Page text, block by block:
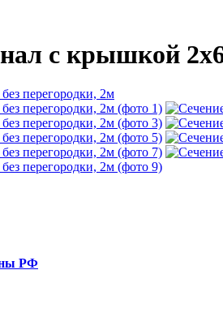
с крышкой
РФ